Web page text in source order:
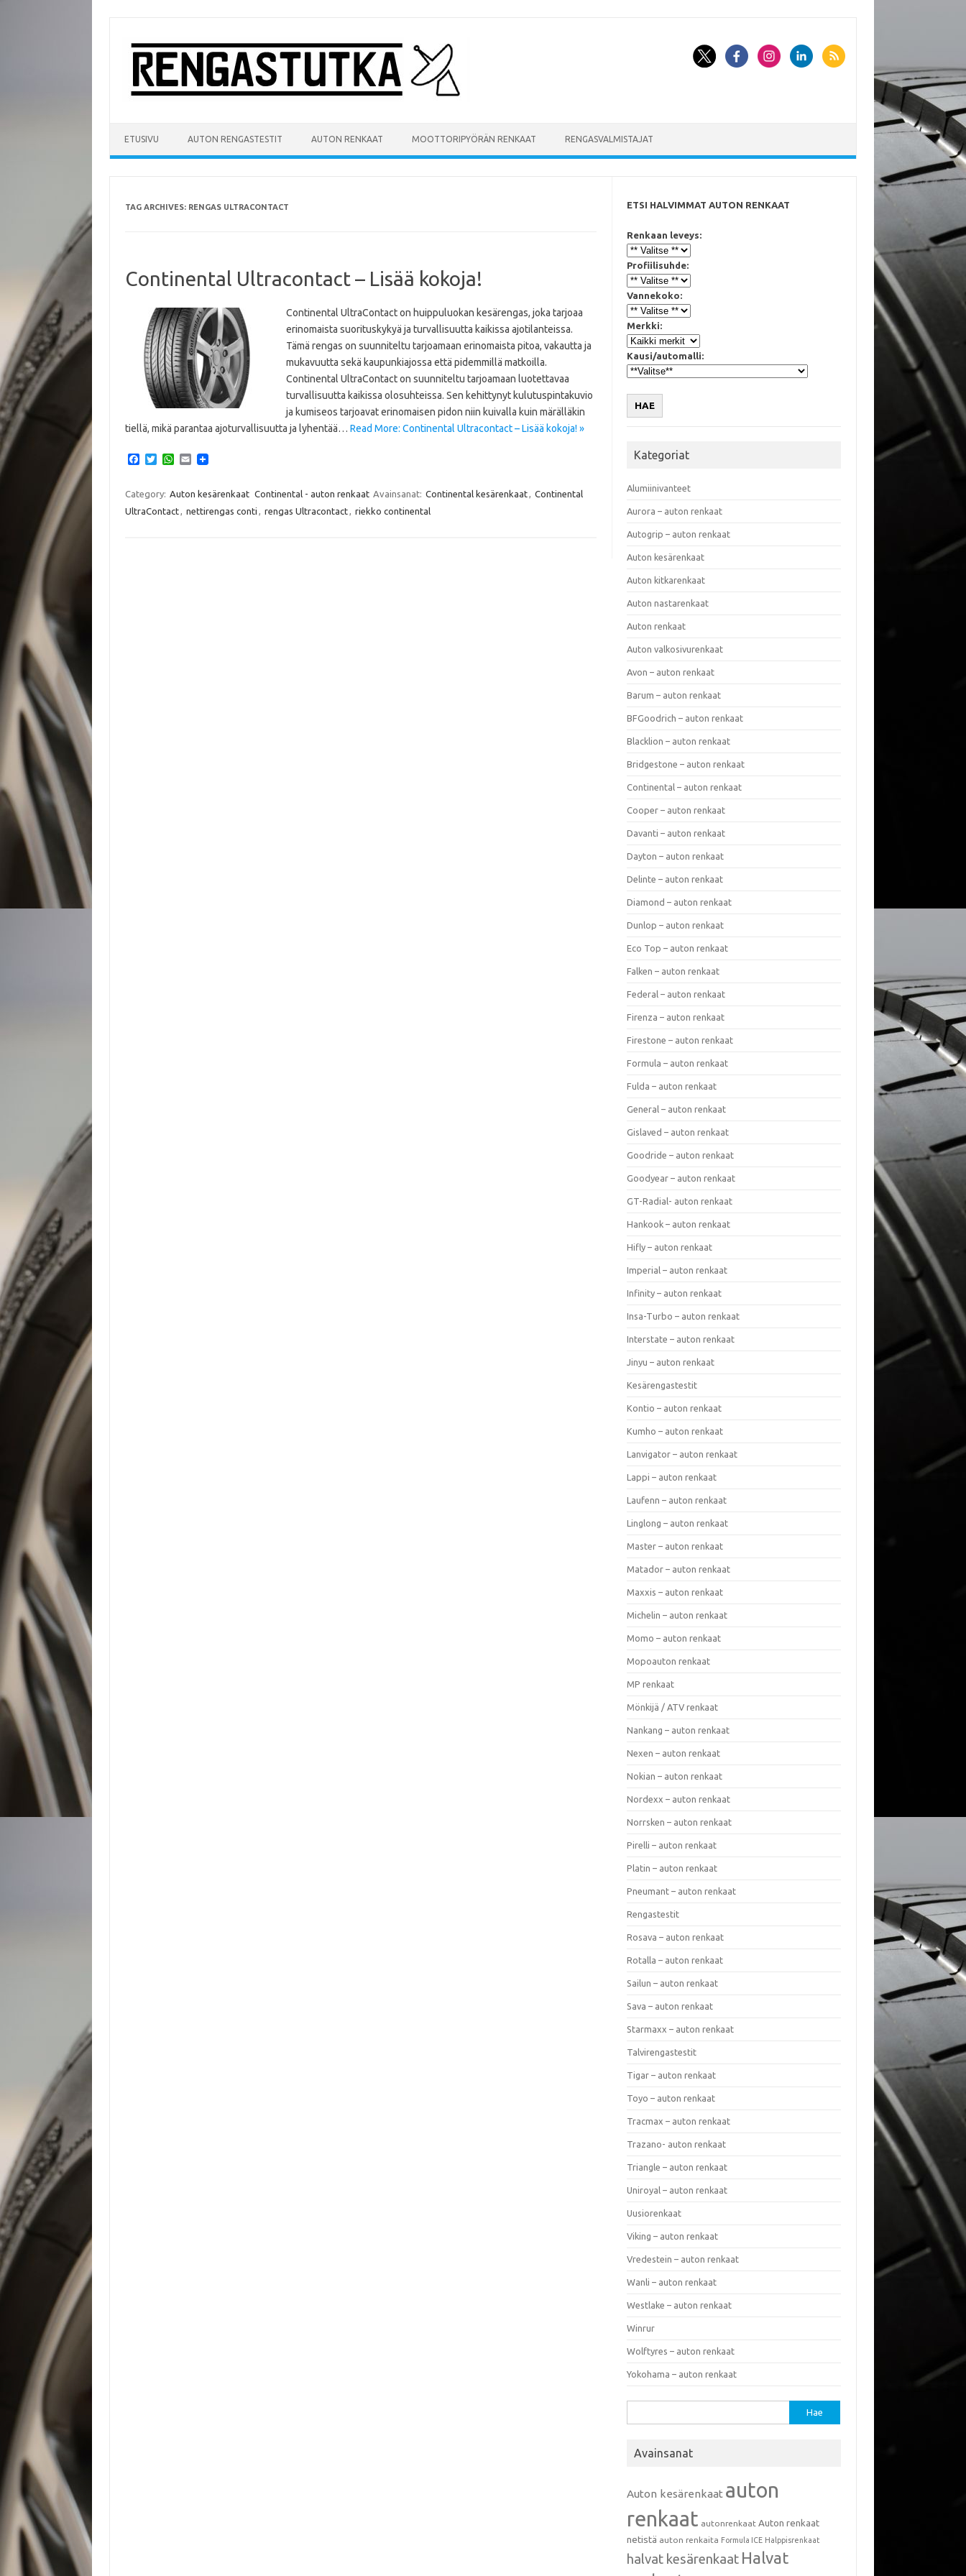
content
ETUSIVU AUTON RENGASTESTIT AUTON RENKAAT MOOTTORIPYÖRÄN RENKAAT RENGASVALMISTAJAT
TAG ARCHIVES: RENGAS ULTRACONTACT
Continental Ultracontact – Lisää kokoja!
Continental UltraContact on huippuluokan kesärengas, joka tarjoaa
erinomaista suorituskykyä ja turvallisuutta kaikissa ajotilanteissa.
Tämä rengas on suunniteltu tarjoamaan erinomaista pitoa, vakautta ja
mukavuutta sekä kaupunkiajossa että pidemmillä matkoilla.
Continental UltraContact on suunniteltu tarjoamaan luotettavaa
turvallisuutta kaikissa olosuhteissa. Sen kehittynyt kulutuspintakuvio
ja kumiseos tarjoavat erinomaisen pidon niin kuivalla kuin märälläkin
tiellä, mikä parantaa ajoturvallisuutta ja lyhentää… Read More: Continental Ultracontact – Lisää kokoja! »
e
o
T
t
e
W
t
s
A
E
i
Category: Auton kesärenkaat Continental - auton renkaat Avainsanat: Continental kesärenkaat, Continental
UltraContact, nettirengas conti , rengas Ultracontact, riekko continental
ETSI HALVIMMAT AUTON RENKAAT
Renkaan leveys:
Profiilisuhde:
Vannekoko:
Merkki:
Kausi/automalli:
HAE
Kategoriat
Alumiinivanteet
Aurora – auton renkaat
Autogrip – auton renkaat
Auton kesärenkaat
Auton kitkarenkaat
Auton nastarenkaat
Auton renkaat
Auton valkosivurenkaat
Avon – auton renkaat
Barum – auton renkaat
BFGoodrich – auton renkaat
Blacklion – auton renkaat
Bridgestone – auton renkaat
Continental – auton renkaat
Cooper – auton renkaat
Davanti – auton renkaat
Dayton – auton renkaat
Delinte – auton renkaat
Diamond – auton renkaat
Dunlop – auton renkaat
Eco Top – auton renkaat
Falken – auton renkaat
Federal – auton renkaat
Firenza – auton renkaat
Firestone – auton renkaat
Formula – auton renkaat
Fulda – auton renkaat
General – auton renkaat
Gislaved – auton renkaat
Goodride – auton renkaat
Goodyear – auton renkaat
GT-Radial- auton renkaat
Hankook – auton renkaat
Hifly – auton renkaat
Imperial – auton renkaat
Infinity – auton renkaat
Insa-Turbo – auton renkaat
Interstate – auton renkaat
Jinyu – auton renkaat
Kesärengastestit
Kontio – auton renkaat
Kumho – auton renkaat
Lanvigator – auton renkaat
Lappi – auton renkaat
Laufenn – auton renkaat
Linglong – auton renkaat
Master – auton renkaat
Matador – auton renkaat
Maxxis – auton renkaat
Michelin – auton renkaat
Momo – auton renkaat
Mopoauton renkaat
MP renkaat
Mönkijä / ATV renkaat
Nankang – auton renkaat
Nexen – auton renkaat
Nokian – auton renkaat
Nordexx – auton renkaat
Norrsken – auton renkaat
Pirelli – auton renkaat
Platin – auton renkaat
Pneumant – auton renkaat
Rengastestit
Rosava – auton renkaat
Rotalla – auton renkaat
Sailun – auton renkaat
Sava – auton renkaat
Starmaxx – auton renkaat
Talvirengastestit
Tigar – auton renkaat
Toyo – auton renkaat
Tracmax – auton renkaat
Trazano- auton renkaat
Triangle – auton renkaat
Uniroyal – auton renkaat
Uusiorenkaat
Viking – auton renkaat
Vredestein – auton renkaat
Wanli – auton renkaat
Westlake – auton renkaat
Winrur
Wolftyres – auton renkaat
Yokohama – auton renkaat
Avainsanat
Auton kesärenkaat auton
renkaat autonrenkaat Auton renkaat
netistä auton renkaita Formula ICE Halppisrenkaat
halvat kesärenkaat Halvat